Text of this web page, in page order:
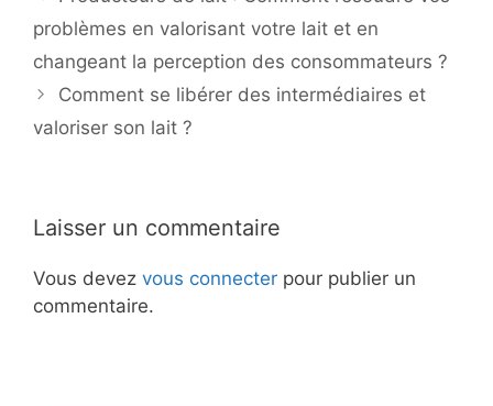
problèmes en valorisant votre lait et en
changeant la perception des consommateurs ?
Comment se libérer des intermédiaires et
valoriser son lait ?
Laisser un commentaire
Vous devez vous connecter pour publier un
commentaire.